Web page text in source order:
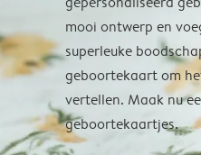
mooi ontwerp en
superleuke
geboortekaart om
vertellen. Maak nu
geboortekaartjes.